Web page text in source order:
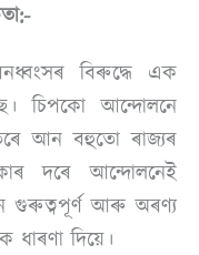
বিৰুদ্ধে এক
চিপকো আন্দোলনে
আন বহুতো ৰাজ্যৰ
দৰে আন্দোলনেই
গুৰুত্বপূৰ্ণ আৰু অৰণ্য
দিয়ে।